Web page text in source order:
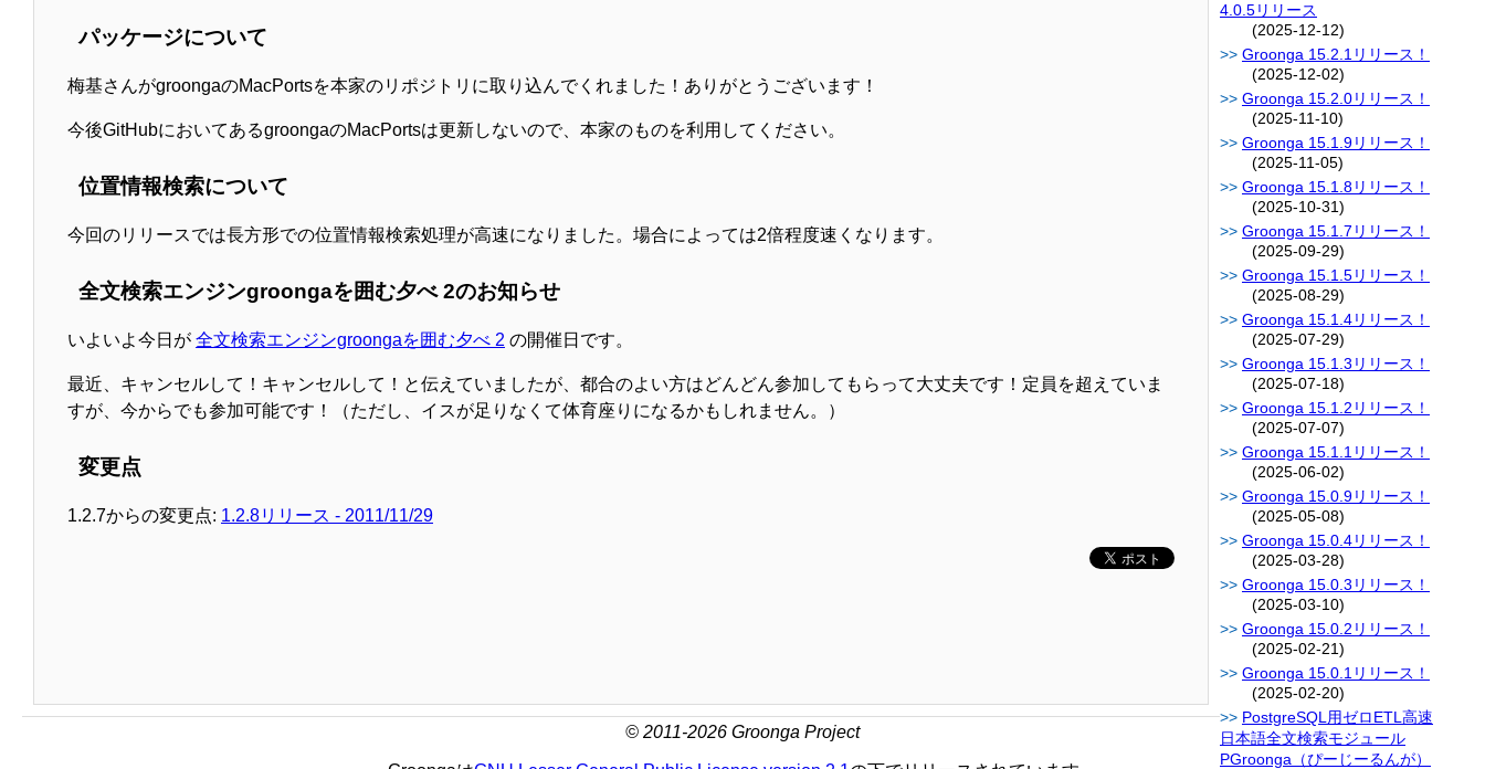
パッケージについて
梅基さんがgroongaのMacPortsを本家のリポジトリに取り込んでくれました！ありがとうございます！
今後GitHubにおいてあるgroongaのMacPortsは更新しないので、本家のものを利用してください。
位置情報検索について
今回のリリースでは長方形での位置情報検索処理が高速になりました。場合によっては2倍程度速くなります。
全文検索エンジンgroongaを囲む夕べ 2のお知らせ
いよいよ今日が 全文検索エンジンgroongaを囲む夕べ 2 の開催日です。
最近、キャンセルして！キャンセルして！と伝えていましたが、都合のよい方はどんどん参加してもらって大丈夫です！定員を超えていま
すが、今からでも参加可能です！（ただし、イスが足りなくて体育座りになるかもしれません。）
変更点
1.2.7からの変更点: 1.2.8リリース - 2011/11/29
4.0.5リリース
(2025-12-12)
Groonga 15.2.1リリース！
(2025-12-02)
Groonga 15.2.0リリース！
(2025-11-10)
Groonga 15.1.9リリース！
(2025-11-05)
Groonga 15.1.8リリース！
(2025-10-31)
Groonga 15.1.7リリース！
(2025-09-29)
Groonga 15.1.5リリース！
(2025-08-29)
Groonga 15.1.4リリース！
(2025-07-29)
Groonga 15.1.3リリース！
(2025-07-18)
Groonga 15.1.2リリース！
(2025-07-07)
Groonga 15.1.1リリース！
(2025-06-02)
Groonga 15.0.9リリース！
(2025-05-08)
Groonga 15.0.4リリース！
(2025-03-28)
Groonga 15.0.3リリース！
(2025-03-10)
Groonga 15.0.2リリース！
(2025-02-21)
Groonga 15.0.1リリース！
(2025-02-20)
PostgreSQL用ゼロETL高速
日本語全文検索モジュール
PGroonga（ぴーじーるんが）
© 2011-2026 Groonga Project